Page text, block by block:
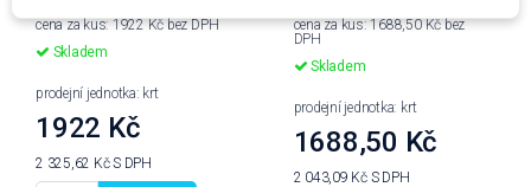
cena za kus: 1922 Kč bez DPH
Skladem
prodejní jednotka: krt
1922 Kč
2 325,62 KčS DPH
cena za kus: 1688,50 Kč bez
DPH
Skladem
prodejní jednotka: krt
1688,50 Kč
2 043,09 Kč S DPH